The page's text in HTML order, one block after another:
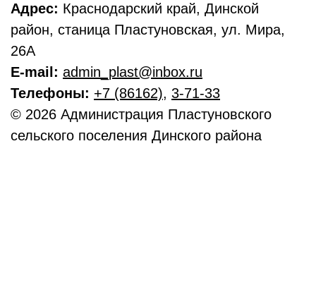
Адрес: Краснодарский край, Динской
район, станица Пластуновская, ул. Мира,
26А
E-mail: admin_plast@inbox.ru
Телефоны: +7 (86162), 3-71-33
© 2026 Администрация Пластуновского
сельского поселения Динского района